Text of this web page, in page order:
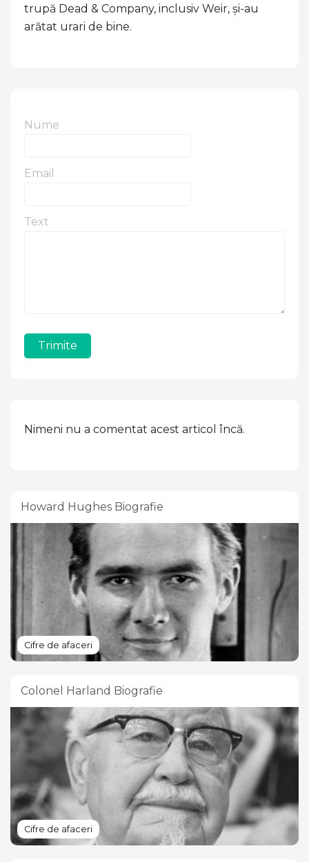
trupă Dead & Company, inclusiv Weir, și-au
arătat urari de bine.
Nume
Email
Text
Trimite
Nimeni nu a comentat acest articol încă.
Howard Hughes Biografie
Cifre de afaceri
Colonel Harland Biografie
Cifre de afaceri